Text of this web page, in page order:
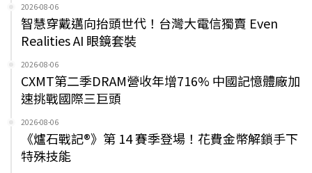
2026-08-06
智慧穿戴邁向抬頭世代！台灣大電信獨賣 Even
Realities AI 眼鏡套裝
2026-08-06
CXMT第二季DRAM營收年增716% 中國記憶體廠加
速挑戰國際三巨頭
2026-08-06
《爐石戰記®》第 14 賽季登場！花費金幣解鎖手下
特殊技能